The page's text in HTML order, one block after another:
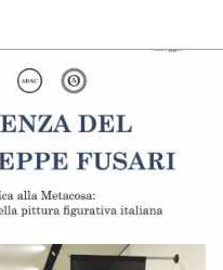
SHOP
LE COLLEZIONI
GLI AUTORI
LORENZO VIANI
EVENTI
PALAZZO DELLE MUSE